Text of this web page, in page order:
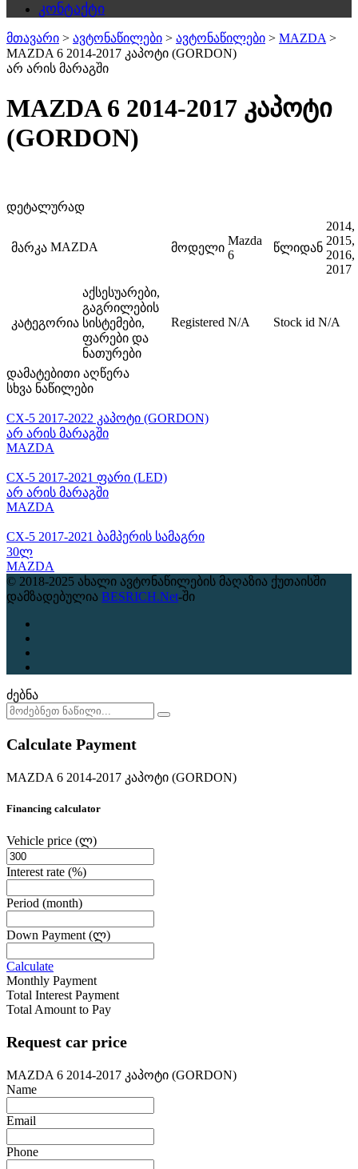
კონტაქტი
მთავარი > ავტონაწილები > ავტონაწილები > MAZDA >
MAZDA 6 2014-2017 კაპოტი (GORDON)
არ არის მარაგში
MAZDA 6 2014-2017 კაპოტი
(GORDON)
დეტალურად
მარკა MAZDA მოდელი
Mazda
6
წლიდან
2014,
2015,
2016,
2017
კატეგორია
აქსესუარები,
გაგრილების
სისტემები,
ფარები და
ნათურები
Registered N/A Stock id N/A
დამატებითი აღწერა
სხვა ნაწილები
CX-5 2017-2022 კაპოტი (GORDON)
არ არის მარაგში
MAZDA
CX-5 2017-2021 ფარი (LED)
არ არის მარაგში
MAZDA
CX-5 2017-2021 ბამპერის სამაგრი
30ლ
MAZDA
© 2018-2025 ახალი ავტონაწილების მაღაზია ქუთაისში
დამზადებულია BESRICH.Net-ში
ძებნა
Calculate Payment
MAZDA 6 2014-2017 კაპოტი (GORDON)
Financing calculator
Vehicle price (ლ)
Interest rate (%)
Period (month)
Down Payment (ლ)
Calculate
Monthly Payment
Total Interest Payment
Total Amount to Pay
Request car price
MAZDA 6 2014-2017 კაპოტი (GORDON)
Name
Email
Phone